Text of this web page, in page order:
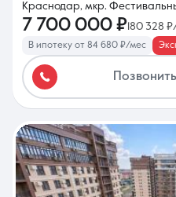
Краснодар, мкр.
7 700 000 ₽ 180 328
В ипотеку от 84 680 ₽/мес
Позвонить